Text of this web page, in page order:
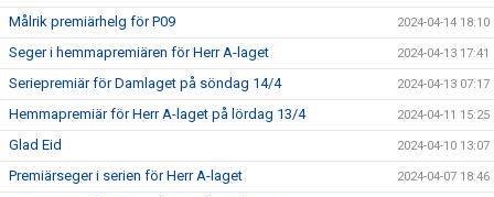
Målrik premiärhelg för P09 2024-04-14 18:10
Seger i hemmapremiären för Herr A-laget 2024-04-13 17:41
Seriepremiär för Damlaget på söndag 14/4 2024-04-13 07:17
Hemmapremiär för Herr A-laget på lördag 13/4 2024-04-11 15:25
Glad Eid 2024-04-10 13:07
Premiärseger i serien för Herr A-laget 2024-04-07 18:46